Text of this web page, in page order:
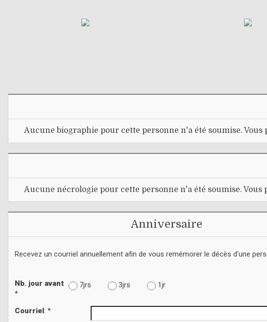
Aucune biographie pour cette personne n'a été soumise.
Aucune nécrologie pour cette personne n'a été soumise.
Anniversaire
Recevez un courriel annuellement afin de vous remémorer le décès d'une
Nb. jour avant
*
7jrs 3jrs 1jr
Courriel: *